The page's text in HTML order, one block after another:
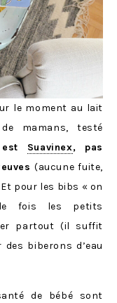
le moment au lait
mamans, testé
est Suavinex, pas
(aucune fuite,
pour les bibs « on
fois les petits
partout (il suffit
biberons d’eau
de bébé sont